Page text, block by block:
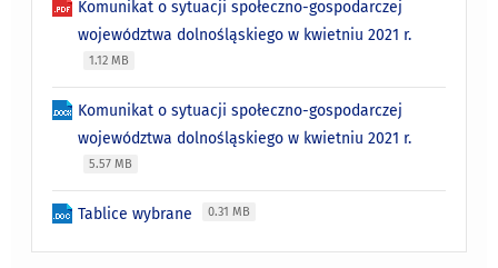
Komunikat o sytuacji społeczno-gospodarczej
województwa dolnośląskiego w kwietniu 2021 r.
1.12 MB
Komunikat o sytuacji społeczno-gospodarczej
województwa dolnośląskiego w kwietniu 2021 r.
5.57 MB
Tablice wybrane 0.31 MB